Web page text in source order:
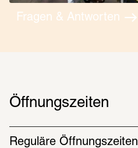
Fragen & Antworten
Öffnungszeiten
Reguläre Öffnungszeiten